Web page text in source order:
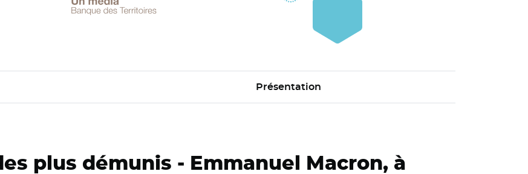
Présentation
plus démunis - Emmanuel Macron, à